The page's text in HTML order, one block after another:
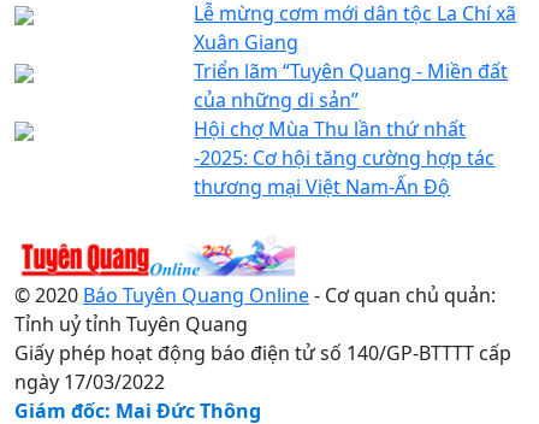
Lễ mừng cơm mới dân tộc La Chí xã
Xuân Giang
Triển lãm “Tuyên Quang - Miền đất
của những di sản”
Hội chợ Mùa Thu lần thứ nhất
-2025: Cơ hội tăng cường hợp tác
thương mại Việt Nam-Ấn Độ
© 2020 Báo Tuyên Quang Online- Cơ quan chủ quản:
Tỉnh uỷ tỉnh Tuyên Quang
Giấy phép hoạt động báo điện tử số 140/GP-BTTTT cấp
ngày 17/03/2022
Giám đốc: Mai Đức Thông